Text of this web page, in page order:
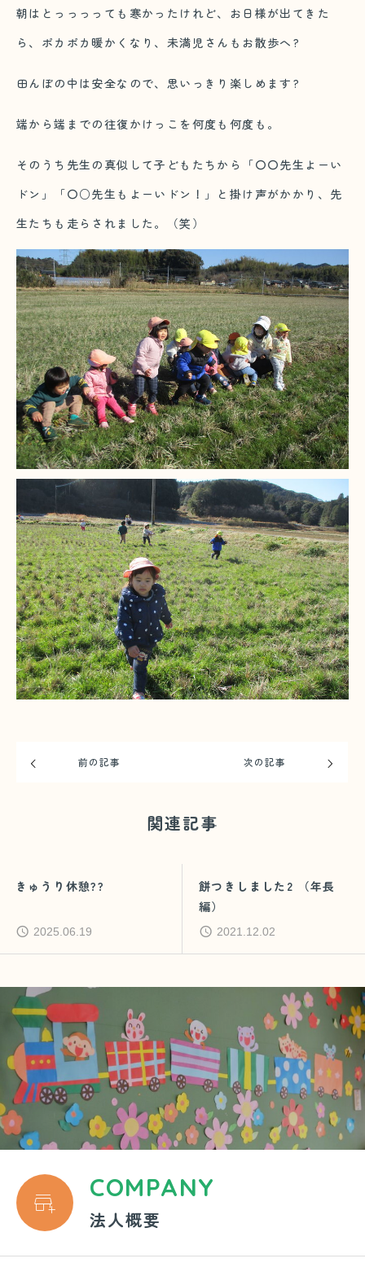
朝はとっっっっても寒かったけれど、お日様が出てきた
ら、ポカポカ暖かくなり、未満児さんもお散歩へ?
田んぼの中は安全なので、思いっきり楽しめます?
端から端までの往復かけっこを何度も何度も。
そのうち先生の真似して子どもたちから「〇〇先生よーい
ドン」「〇○先生もよーいドン！」と掛け声がかかり、先
生たちも走らされました。（笑）
前の記事 次の記事
関連記事
きゅうり休憩??
2025.06.19
餅つきしました2 （年長
編）
2021.12.02
 COMPANY
法人概要